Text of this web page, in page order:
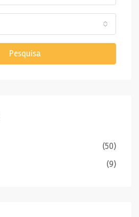
Pesquisa
(50)
(9)